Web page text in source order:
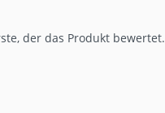
der das Produkt bewertet.